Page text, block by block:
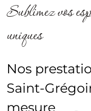
Sublimez vos
uniques
Nos
Saint-
mesure